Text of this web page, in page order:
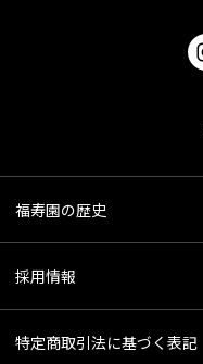
福寿園の歴史
採用情報
特定商取引法に基づく表記